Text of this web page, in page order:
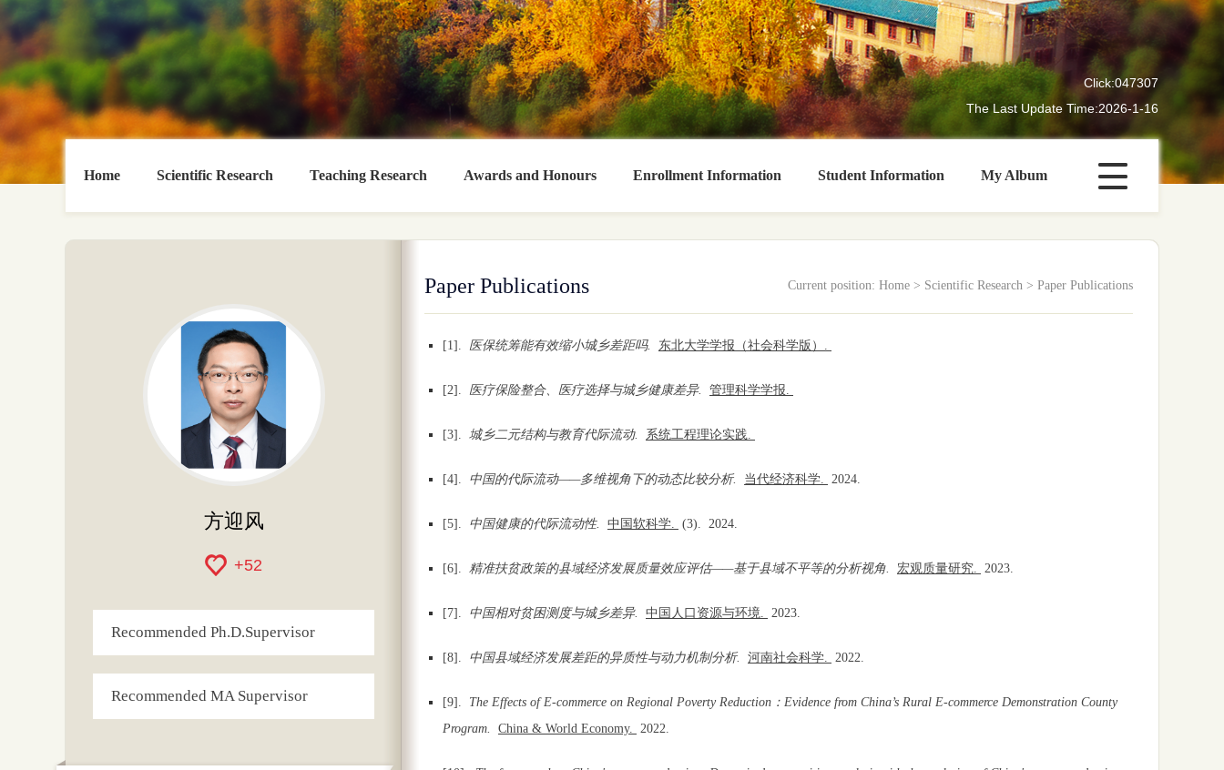
Click:047307
The Last Update Time:2026-1-16
Home Scientific Research Teaching Research Awards and Honours Enrollment Information Student Information My Album
方迎风
+52
Recommended Ph.D.Supervisor
Recommended MA Supervisor
Paper Publications Current position: Home > Scientific Research > Paper Publications
[1]. 医保统筹能有效缩小城乡差距吗. 东北大学学报（社会科学版）.
[2]. 医疗保险整合、医疗选择与城乡健康差异. 管理科学学报.
[3]. 城乡二元结构与教育代际流动. 系统工程理论实践.
[4]. 中国的代际流动——多维视角下的动态比较分析. 当代经济科学. 2024.
[5]. 中国健康的代际流动性. 中国软科学. (3). 2024.
[6]. 精准扶贫政策的县域经济发展质量效应评估——基于县域不平等的分析视角. 宏观质量研究. 2023.
[7]. 中国相对贫困测度与城乡差异. 中国人口资源与环境. 2023.
[8]. 中国县域经济发展差距的异质性与动力机制分析. 河南社会科学. 2022.
[9]. The Effects of E-commerce on Regional Poverty Reduction：Evidence from China’s Rural E-commerce Demonstration County
Program.
China & World Economy. 2022.